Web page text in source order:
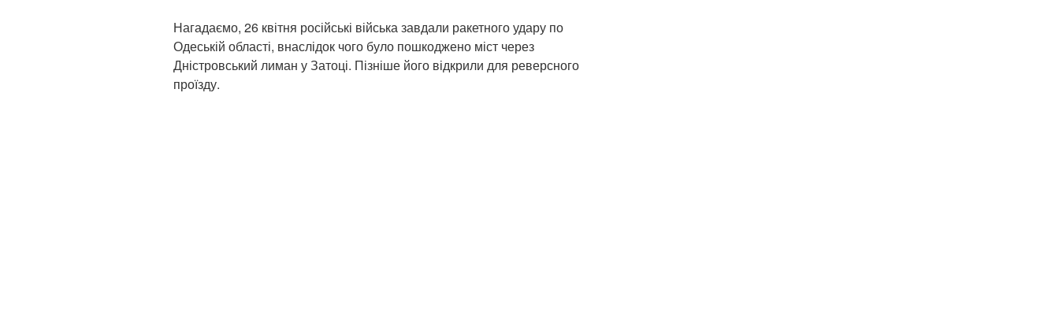
Нагадаємо, 26 квітня російські війська завдали ракетного удару по
Одеській області, внаслідок чого було пошкоджено міст через
Дністровський лиман у Затоці. Пізніше його відкрили для реверсного
проїзду.